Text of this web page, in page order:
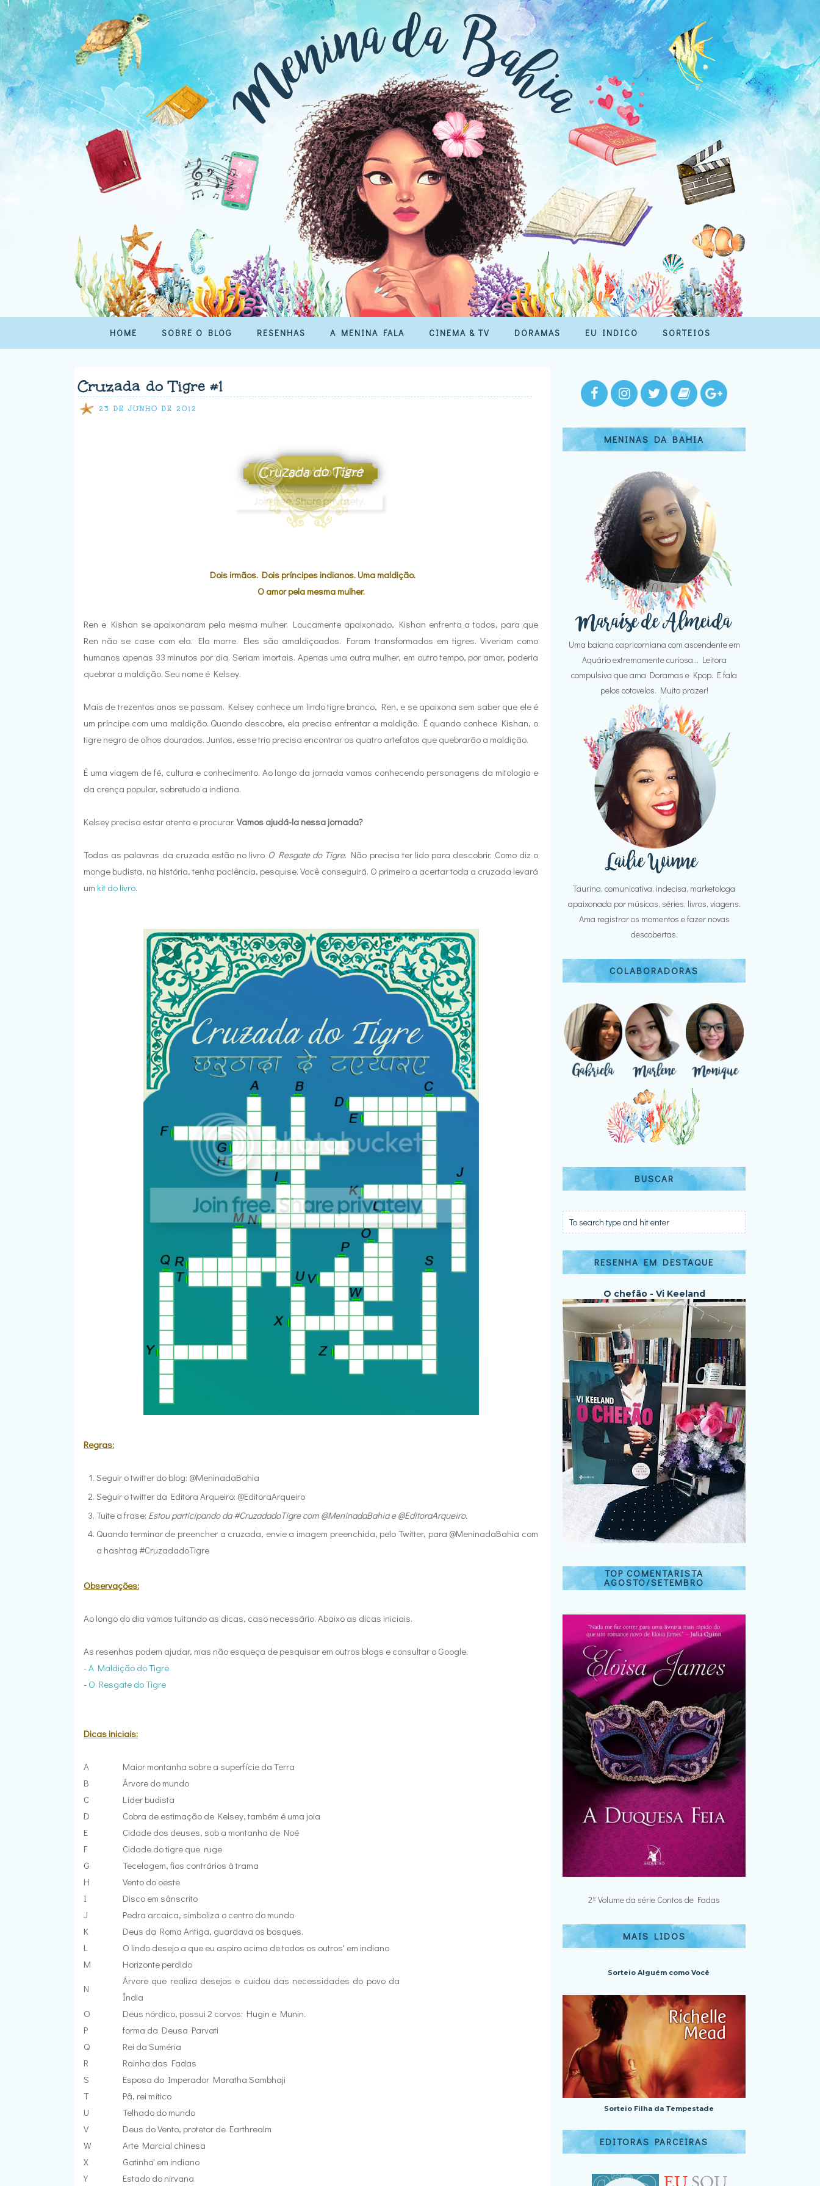
HOME SOBRE O BLOG RESENHAS A MENINA FALA CINEMA & TV DORAMAS EU INDICO SORTEIOS
Cruzada do Tigre #1
23 DE JUNHO DE 2012
Dois irmãos. Dois príncipes indianos. Uma maldição.
O amor pela mesma mulher.
Ren e Kishan se apaixonaram pela mesma mulher. Loucamente apaixonado, Kishan enfrenta a todos, para que
Ren não se case com ela. Ela morre. Eles são amaldiçoados. Foram transformados em tigres. Viveriam como
humanos apenas 33 minutos por dia. Seriam imortais. Apenas uma outra mulher, em outro tempo, por amor, poderia
quebrar a maldição. Seu nome é Kelsey.
Mais de trezentos anos se passam. Kelsey conhece um lindo tigre branco, Ren, e se apaixona sem saber que ele é
um príncipe com uma maldição. Quando descobre, ela precisa enfrentar a maldição. É quando conhece Kishan, o
tigre negro de olhos dourados. Juntos, esse trio precisa encontrar os quatro artefatos que quebrarão a maldição.
É uma viagem de fé, cultura e conhecimento. Ao longo da jornada vamos conhecendo personagens da mitologia e
da crença popular, sobretudo a indiana.
Kelsey precisa estar atenta e procurar. Vamos ajudá-la nessa jornada?
Todas as palavras da cruzada estão no livro O Resgate do Tigre. Não precisa ter lido para descobrir. Como diz o
monge budista, na história, tenha paciência, pesquise. Você conseguirá. O primeiro a acertar toda a cruzada levará
um kit do livro.
Regras:
Seguir o twitter do blog: @MeninadaBahia
Seguir o twitter da Editora Arqueiro: @EditoraArqueiro
Tuite a frase: Estou participando da #CruzadadoTigre com @MeninadaBahia e @EditoraArqueiro.
Quando terminar de preencher a cruzada, envie a imagem preenchida, pelo Twitter, para @MeninadaBahia com
a hashtag #CruzadadoTigre
Observações:
Ao longo do dia vamos tuitando as dicas, caso necessário. Abaixo as dicas iniciais.
As resenhas podem ajudar, mas não esqueça de pesquisar em outros blogs e consultar o Google.
-A Maldição do Tigre
- O Resgate do Tigre
Dicas iniciais:
A
Maior montanha sobre a superfície da Terra
B
Árvore do mundo
C
Líder budista
D
Cobra de estimação de Kelsey, também é uma joia
E
Cidade dos deuses, sob a montanha de Noé
F
Cidade do tigre que ruge
G
Tecelagem, fios contrários à trama
H
Vento do oeste
I
Disco em sânscrito
J
Pedra arcaica, simboliza o centro do mundo
K
Deus da Roma Antiga, guardava os bosques.
L
O lindo desejo a que eu aspiro acima de todos os outros' em indiano
M
Horizonte perdido
N
Árvore que realiza desejos e cuidou das necessidades do povo da
Índia
O
Deus nórdico, possui 2 corvos: Hugin e Munin.
P
forma da Deusa Parvati
Q
Rei da Suméria
R
Rainha das Fadas
S
Esposa do Imperador Maratha Sambhaji
T
Pã, rei mítico
U
Telhado do mundo
V
Deus do Vento, protetor de Earthrealm
W
Arte Marcial chinesa
X
Gatinha' em indiano
Y
Estado do nirvana
MENINAS DA BAHIA
Uma baiana capricorniana com ascendente em
Aquário extremamente curiosa... Leitora
compulsiva que ama Doramas e Kpop. E fala
pelos cotovelos. Muito prazer!
Taurina, comunicativa, indecisa, marketologa
apaixonada por músicas, séries, livros, viagens.
Ama registrar os momentos e fazer novas
descobertas.
COLABORADORAS
BUSCAR
RESENHA EM DESTAQUE
O chefão - Vi Keeland
TOP COMENTARISTA
AGOSTO/SETEMBRO
2º Volume da série Contos de Fadas
MAIS LIDOS
Sorteio Alguém como Você
Sorteio Filha da Tempestade
EDITORAS PARCEIRAS